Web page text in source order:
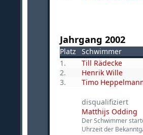
Jahrgang 2002
Platz Schwimmer
1.
Till Rädecke
2.
Henrik Wille
3.
Timo
disqualifiziert
Matthijs Odding
Der Schwimmer
Uhrzeit der